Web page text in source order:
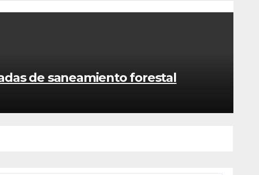
de saneamiento forestal